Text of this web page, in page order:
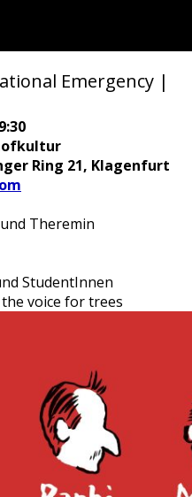
Emergency |
Ring 21, Klagenfurt
Theremin
StudentInnen
the voice for trees